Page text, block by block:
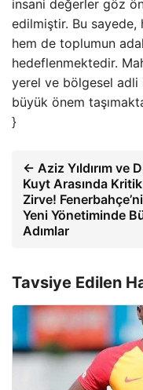
insani değerler göz
edilmiştir. Bu sayede,
hem de toplumun
hedeflenmektedir.
yerel ve bölgesel adli
büyük önem
}
← Aziz Yıldırım ve
Kuyt Arasında Kritik
Zirve!
Yeni Yönetiminde
Adımlar
Tavsiye Edilen